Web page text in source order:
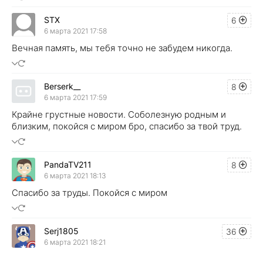
6
STX
6 марта 2021 17:58
Вечная память, мы тебя точно не забудем никогда.
8
Berserk__
6 марта 2021 17:59
Крайне грустные новости. Соболезную родным и
близким, покойся с миром бро, спасибо за твой труд.
8
PandaTV211
6 марта 2021 18:13
Спасибо за труды. Покойся с миром
36
Serj1805
6 марта 2021 18:21